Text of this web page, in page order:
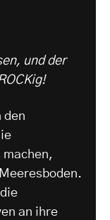
und der
den
machen,
an ihre